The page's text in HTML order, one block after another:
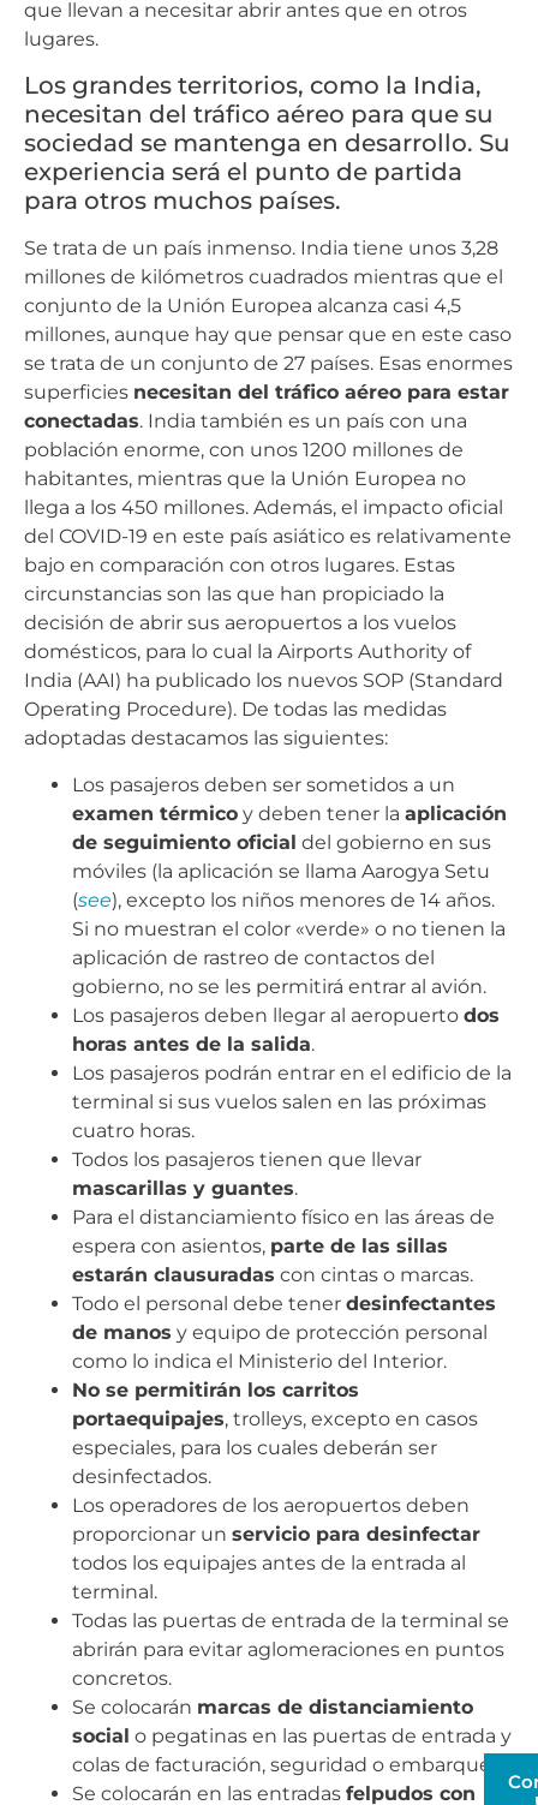
que llevan a necesitar abrir antes que en otros
lugares.
Los grandes territorios, como la India,
necesitan del tráfico aéreo para que su
sociedad se mantenga en desarrollo. Su
experiencia será el punto de partida
para otros muchos países.
Se trata de un país inmenso. India tiene unos 3,28
millones de kilómetros cuadrados mientras que el
conjunto de la Unión Europea alcanza casi 4,5
millones, aunque hay que pensar que en este caso
se trata de un conjunto de 27 países. Esas enormes
superficies necesitan del tráfico aéreo para estar
conectadas. India también es un país con una
población enorme, con unos 1200 millones de
habitantes, mientras que la Unión Europea no
llega a los 450 millones. Además, el impacto oficial
del COVID-19 en este país asiático es relativamente
bajo en comparación con otros lugares. Estas
circunstancias son las que han propiciado la
decisión de abrir sus aeropuertos a los vuelos
domésticos, para lo cual la Airports Authority of
India (AAI) ha publicado los nuevos SOP (Standard
Operating Procedure). De todas las medidas
adoptadas destacamos las siguientes:
Los pasajeros deben ser sometidos a un
examen térmico y deben tener la aplicación
de seguimiento oficial del gobierno en sus
móviles (la aplicación se llama Aarogya Setu
(see), excepto los niños menores de 14 años.
Si no muestran el color «verde» o no tienen la
aplicación de rastreo de contactos del
gobierno, no se les permitirá entrar al avión.
Los pasajeros deben llegar al aeropuerto dos
horas antes de la salida.
Los pasajeros podrán entrar en el edificio de la
terminal si sus vuelos salen en las próximas
cuatro horas.
Todos los pasajeros tienen que llevar
mascarillas y guantes.
Para el distanciamiento físico en las áreas de
espera con asientos, parte de las sillas
estarán clausuradas con cintas o marcas.
Todo el personal debe tener desinfectantes
de manos y equipo de protección personal
como lo indica el Ministerio del Interior.
No se permitirán los carritos
portaequipajes, trolleys, excepto en casos
especiales, para los cuales deberán ser
desinfectados.
Los operadores de los aeropuertos deben
proporcionar un servicio para desinfectar
todos los equipajes antes de la entrada al
terminal.
Todas las puertas de entrada de la terminal se
abrirán para evitar aglomeraciones en puntos
concretos.
Se colocarán marcas de distanciamiento
social o pegatinas en las puertas de entrada y
colas de facturación, seguridad o embarque.
Se colocarán en las entradas felpudos con